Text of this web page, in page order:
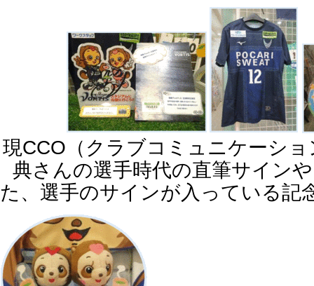
現CCO（クラブコミュニケーシ
典さんの選手時代の直筆サイン
た、選手のサインが入っている記